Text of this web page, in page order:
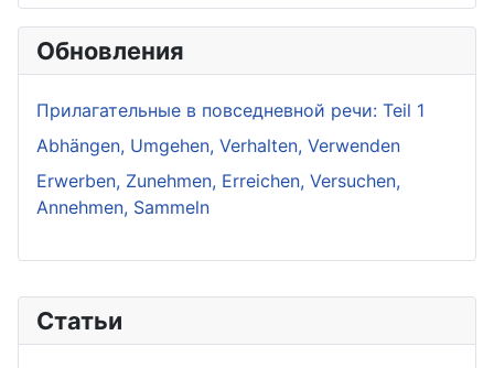
Статьи
Обновления
Прилагательные в повседневной речи: Teil 1
Abhängen, Umgehen, Verhalten, Verwenden
Erwerben, Zunehmen, Erreichen, Versuchen,
Annehmen, Sammeln